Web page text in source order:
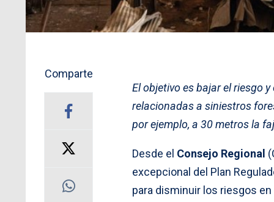
Comparte
El objetivo es bajar el riesgo
relacionadas a siniestros
por ejemplo, a 30 metros la
Desde el Consejo Regional
excepcional del Plan
para disminuir los riesgos